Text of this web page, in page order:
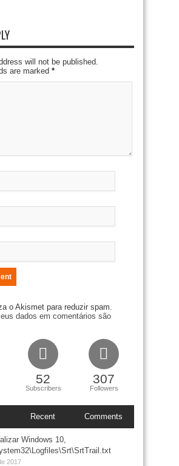
will not be published.
are marked *
o Akismet para reduzir spam.
dados em comentários são
52
Subscribers
307
Followers
Recent Comments
Windows 10,
2017